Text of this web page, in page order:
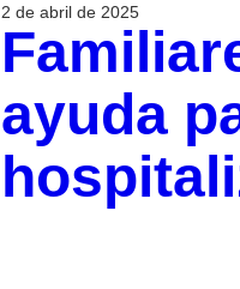
2 de abril de 2025
ayuda